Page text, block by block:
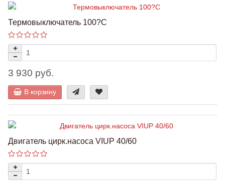
Термовыключатель 100?С
3 930 руб.
В корзину
Двигатель цирк.насоса VIUP 40/60